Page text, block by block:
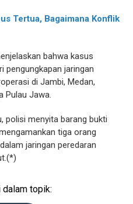
Tertua, Bagaimana Konflik
bahwa kasus
pengungkapan jaringan
di Jambi, Medan,
Pulau Jawa.
polisi menyita barang bukti
tiga orang
jaringan peredaran
topik: